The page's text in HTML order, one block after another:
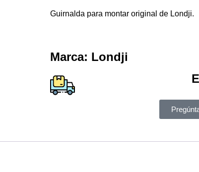
Guirnalda para montar original de Londji.
Marca: Londji